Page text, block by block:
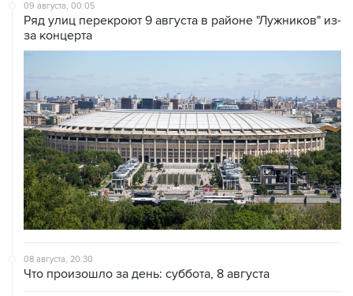
09 августа, 00:05
Ряд улиц перекроют 9 августа в районе "Лужников" из-
за концерта
08 августа, 20:30
Что произошло за день: суббота, 8 августа